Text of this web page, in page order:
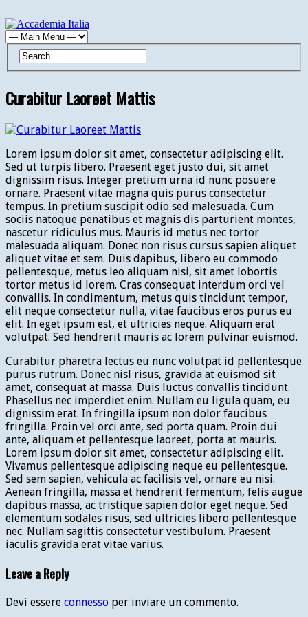
Curabitur Laoreet Mattis
Lorem ipsum dolor sit amet, consectetur adipiscing elit.
Sed ut turpis libero. Praesent eget justo dui, sit amet
dignissim risus. Integer pretium urna id nunc posuere
ornare. Praesent vitae magna quis purus consectetur
tempus. In pretium suscipit odio sed malesuada. Cum
sociis natoque penatibus et magnis dis parturient montes,
nascetur ridiculus mus. Mauris id metus nec tortor
malesuada aliquam. Donec non risus cursus sapien aliquet
aliquet vitae et sem. Duis dapibus, libero eu commodo
pellentesque, metus leo aliquam nisi, sit amet lobortis
tortor metus id lorem. Cras consequat interdum orci vel
convallis. In condimentum, metus quis tincidunt tempor,
elit neque consectetur nulla, vitae faucibus eros purus eu
elit. In eget ipsum est, et ultricies neque. Aliquam erat
volutpat. Sed hendrerit mauris ac lorem pulvinar euismod.
Curabitur pharetra lectus eu nunc volutpat id pellentesque
purus rutrum. Donec nisl risus, gravida at euismod sit
amet, consequat at massa. Duis luctus convallis tincidunt.
Phasellus nec imperdiet enim. Nullam eu ligula quam, eu
dignissim erat. In fringilla ipsum non dolor faucibus
fringilla. Proin vel orci ante, sed porta quam. Proin dui
ante, aliquam et pellentesque laoreet, porta at mauris.
Lorem ipsum dolor sit amet, consectetur adipiscing elit.
Vivamus pellentesque adipiscing neque eu pellentesque.
Sed sem sapien, vehicula ac facilisis vel, ornare eu nisi.
Aenean fringilla, massa et hendrerit fermentum, felis augue
dapibus massa, ac tristique sapien dolor eget neque. Sed
elementum sodales risus, sed ultricies libero pellentesque
nec. Nullam sagittis consectetur vestibulum. Praesent
iaculis gravida erat vitae varius.
Leave a Reply
Devi essere connesso per inviare un commento.